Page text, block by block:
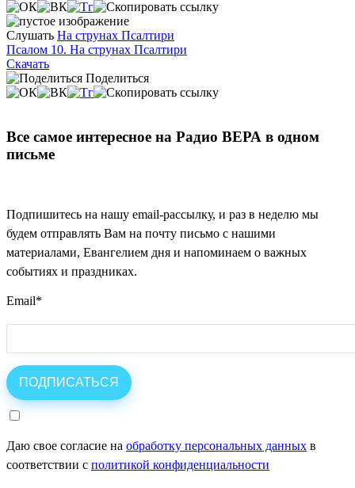
Слушать На струнах Псалтири
Псалом 10. На струнах Псалтири
Скачать
Поделиться
Все самое интересное на Радио ВЕРА в одном
письме
Подпишитесь на нашу email-рассылку, и раз в неделю мы
будем отправлять Вам на почту письмо с нашими
материалами, Евангелием дня и напоминаем о важных
событиях и праздниках.
Email*
Даю свое согласие на обработку персональных данных в
соответствии с политикой конфиденциальности